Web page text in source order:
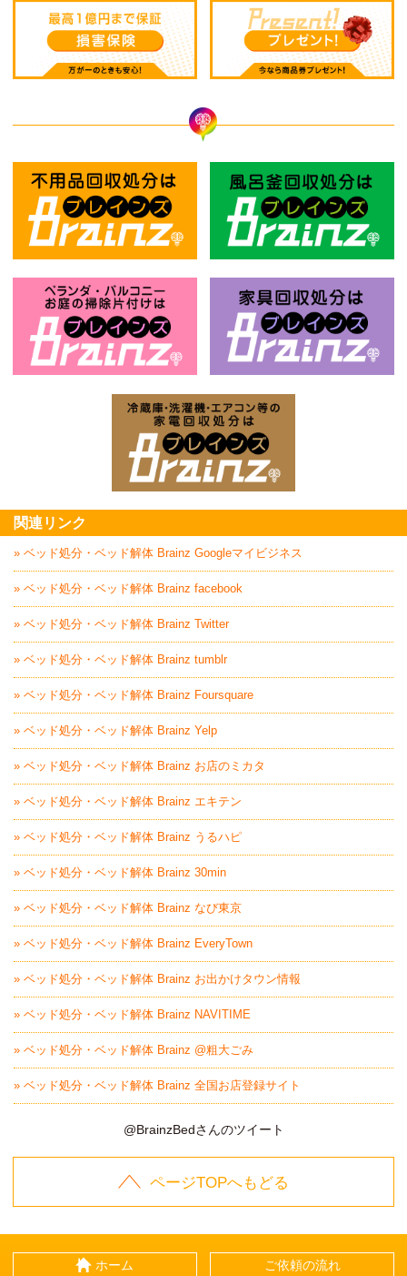
関連リンク
» ベッド処分・ベッド解体 Brainz Googleマイビジネス
» ベッド処分・ベッド解体 Brainz facebook
» ベッド処分・ベッド解体 Brainz Twitter
» ベッド処分・ベッド解体 Brainz tumblr
» ベッド処分・ベッド解体 Brainz Foursquare
» ベッド処分・ベッド解体 Brainz Yelp
» ベッド処分・ベッド解体 Brainz お店のミカタ
» ベッド処分・ベッド解体 Brainz エキテン
» ベッド処分・ベッド解体 Brainz うるハピ
» ベッド処分・ベッド解体 Brainz 30min
» ベッド処分・ベッド解体 Brainz なび東京
» ベッド処分・ベッド解体 Brainz EveryTown
» ベッド処分・ベッド解体 Brainz お出かけタウン情報
» ベッド処分・ベッド解体 Brainz NAVITIME
» ベッド処分・ベッド解体 Brainz @粗大ごみ
» ベッド処分・ベッド解体 Brainz 全国お店登録サイト
@BrainzBedさんのツイート
ページTOPへもどる
ホーム ご依頼の流れ